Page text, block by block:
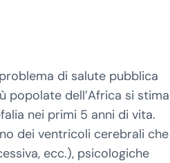
di salute pubblica
popolate dell’Africa si stima
nei primi 5 anni di vita.
dei ventricoli cerebrali che
ecc.), psicologiche